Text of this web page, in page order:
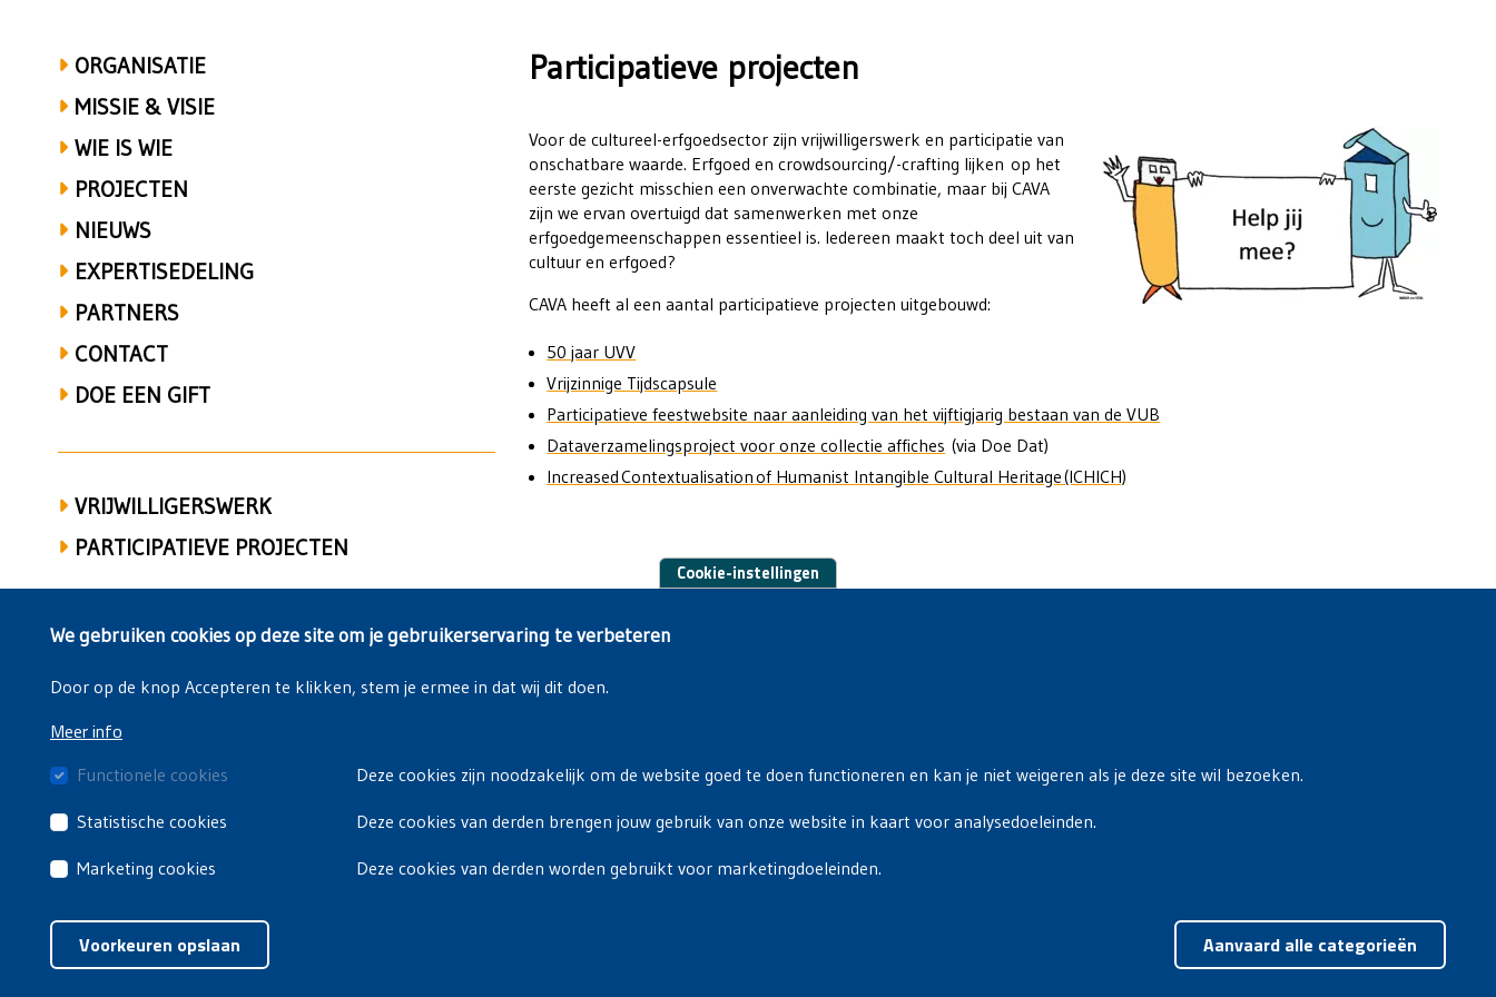
ORGANISATIE
MISSIE & VISIE
WIE IS WIE
PROJECTEN
NIEUWS
EXPERTISEDELING
PARTNERS
CONTACT
DOE EEN GIFT
VRIJWILLIGERSWERK
PARTICIPATIEVE PROJECTEN
Participatieve projecten
Voor de cultureel-erfgoedsector zijn vrijwilligerswerk en participatie van
onschatbare waarde. Erfgoed en crowdsourcing/-crafting lijken op het
eerste gezicht misschien een onverwachte combinatie, maar bij CAVA
zijn we ervan overtuigd dat samenwerken met onze
erfgoedgemeenschappen essentieel is. Iedereen maakt toch deel uit van
cultuur en erfgoed?
CAVA heeft al een aantal participatieve projecten uitgebouwd:
50 jaar UVV
Vrijzinnige Tijdscapsule
Participatieve feestwebsite naar aanleiding van het vijftigjarig bestaan van de VUB
Dataverzamelingsproject voor onze collectie affiches (via Doe Dat)
Increased Contextualisation of Humanist Intangible Cultural Heritage (ICHICH)
Cookie-instellingen
We gebruiken cookies op deze site om je gebruikerservaring te verbeteren
Door op de knop Accepteren te klikken, stem je ermee in dat wij dit doen.
Meer info
Functionele cookies Deze cookies zijn noodzakelijk om de website goed te doen functioneren en kan je niet weigeren als je deze site wil bezoeken.
Statistische cookies Deze cookies van derden brengen jouw gebruik van onze website in kaart voor analysedoeleinden.
Marketing cookies Deze cookies van derden worden gebruikt voor marketingdoeleinden.
Voorkeuren opslaan Aanvaard alle categorieën